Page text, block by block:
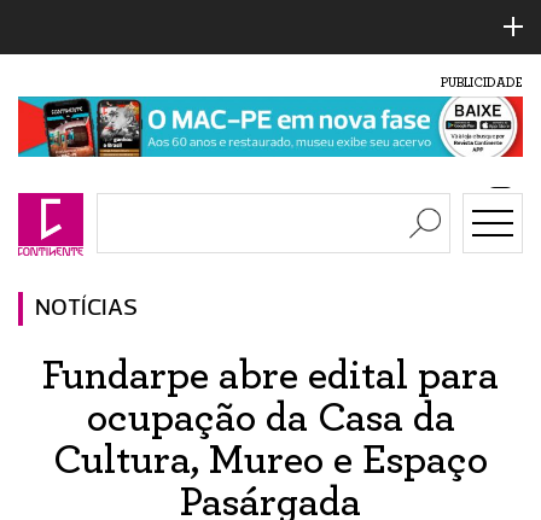
PUBLICIDADE
NOTÍCIAS
Fundarpe abre edital para
ocupação da Casa da
Cultura, Mureo e Espaço
Pasárgada